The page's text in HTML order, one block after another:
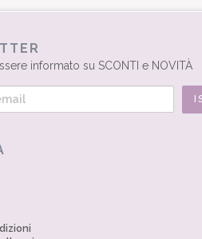
informato su SCONTI e NOVITÀ